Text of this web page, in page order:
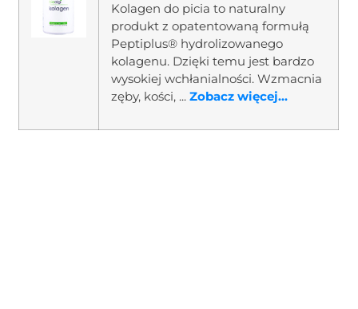
Kolagen do picia to naturalny
produkt z opatentowaną formułą
Peptiplus® hydrolizowanego
kolagenu. Dzięki temu jest bardzo
wysokiej wchłanialności. Wzmacnia
zęby, kości, ...Zobacz więcej...